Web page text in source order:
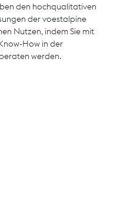
den hochqualitativen
der voestalpine
Nutzen, indem Sie mit
How in der
werden.